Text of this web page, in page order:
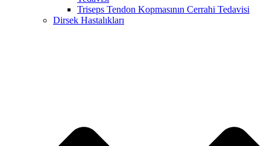
Triseps Tendon Kopmasının Cerrahi Tedavisi
Dirsek Hastalıkları